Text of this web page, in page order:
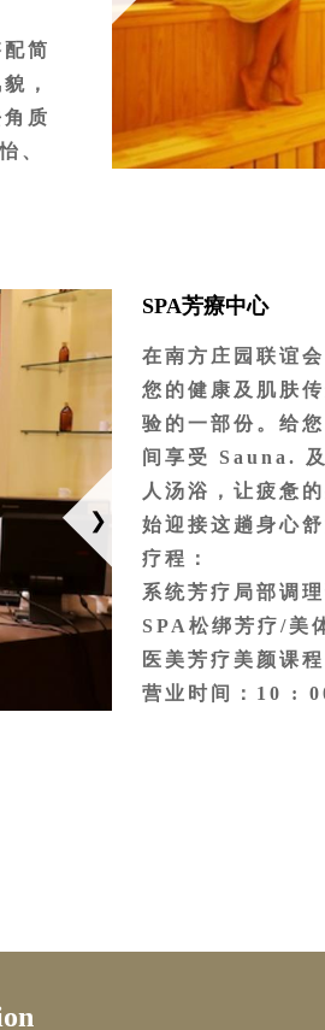
简
，
质
、
水
便
小
不
）
水、
止
SPA芳療中心
在南方庄园联谊
您的健康及肌肤
验的一部份。给
间享受 Sauna.
人汤浴，让疲惫
始迎接这趟身心舒
疗程：
系统芳疗局部调
SPA松绑芳疗/美
医美芳疗美颜课程
营业时间：10 :